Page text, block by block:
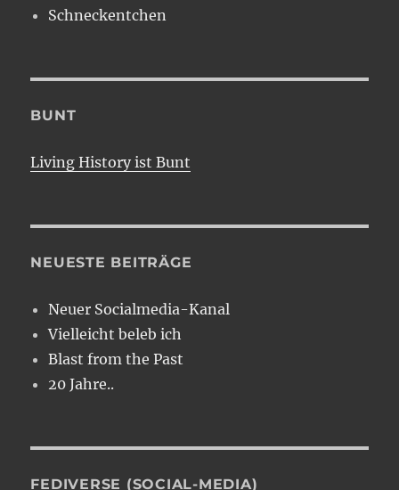
Schneckentchen
BUNT
Living History ist Bunt
NEUESTE BEITRÄGE
Neuer Socialmedia-Kanal
Vielleicht beleb ich
Blast from the Past
20 Jahre..
FEDIVERSE (SOCIAL-MEDIA)